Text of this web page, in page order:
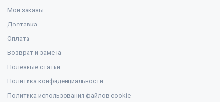
Мои заказы
Доставка
Оплата
Возврат и замена
Полезные статьи
Политика конфиденциальности
Политика использования файлов cookie